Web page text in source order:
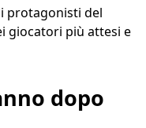
protagonisti del
giocatori più attesi e
dopo